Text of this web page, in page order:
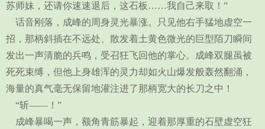
苏师妹，还请你速速退后，这石板……我自己来取！”
话音刚落，成峰的周身灵光暴涨。只见他右手猛地虚空一
招，那柄斜插在不远处、散发着土黄色微光的巨型陌刀瞬间
发出一声清脆的兵鸣，受召狂飞回他的掌心。成峰双腿虽被
死死束缚，但他上身雄浑的灵力却如火山爆发般轰然翻涌，
海量的真气毫无保留地灌注进了那柄宽大的长刀之中！
“斩——！”
成峰暴喝一声，额角青筋暴起，迎着那厚重的石壁虚空狂